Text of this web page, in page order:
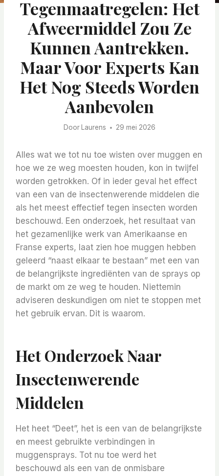
Tegenmaatregelen: Het
Afweermiddel Zou Ze
Kunnen Aantrekken.
Maar Voor Experts Kan
Het Nog Steeds Worden
Aanbevolen
Door Laurens 29 mei 2026
Alles wat we tot nu toe wisten over muggen en
hoe we ze weg moesten houden, kon in twijfel
worden getrokken. Of in ieder geval het effect
van een van de insectenwerende middelen die
als het meest effectief tegen insecten worden
beschouwd. Een onderzoek, het resultaat van
het gezamenlijke werk van Amerikaanse en
Franse experts, laat zien hoe muggen hebben
geleerd “naast elkaar te bestaan” met een van
de belangrijkste ingrediënten van de sprays op
de markt om ze weg te houden. Niettemin
adviseren deskundigen om niet te stoppen met
het gebruik ervan. Dit is waarom.
Het Onderzoek Naar
Insectenwerende
Middelen
Het heet “Deet”, het is een van de belangrijkste
en meest gebruikte verbindingen in
muggensprays. Tot nu toe werd het
beschouwd als een van de onmisbare